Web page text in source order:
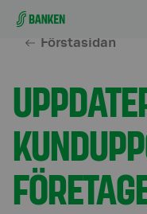
Gå direkt till innehållet
Förstasidan